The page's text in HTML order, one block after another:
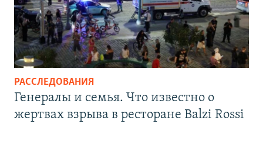
РАССЛЕДОВАНИЯ
Генералы и семья. Что известно о
жертвах взрыва в ресторане Balzi Rossi